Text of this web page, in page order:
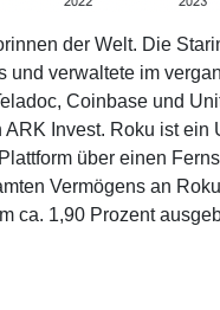
der Welt. Die
und verwaltete im
Coinbase und
Invest. Roku ist ein
über einen
Vermögens an
ca. 1,90 Prozent